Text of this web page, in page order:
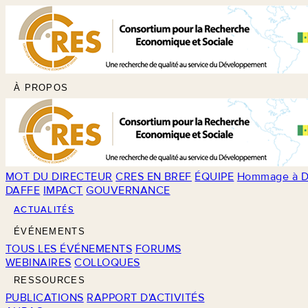
À PROPOS
MOT DU DIRECTEUR CRES EN BREF ÉQUIPE Hommage à
DAFFE IMPACT GOUVERNANCE
ACTUALITÉS
ÉVÉNEMENTS
TOUS LES ÉVÉNEMENTS FORUMS
WEBINAIRES COLLOQUES
RESSOURCES
PUBLICATIONS RAPPORT D'ACTIVITÉS